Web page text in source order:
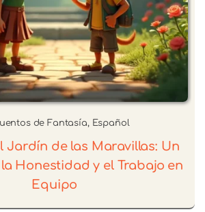
de Fantasía, Español
Jardín de las Maravillas: Un
Honestidad y el Trabajo en
Equipo